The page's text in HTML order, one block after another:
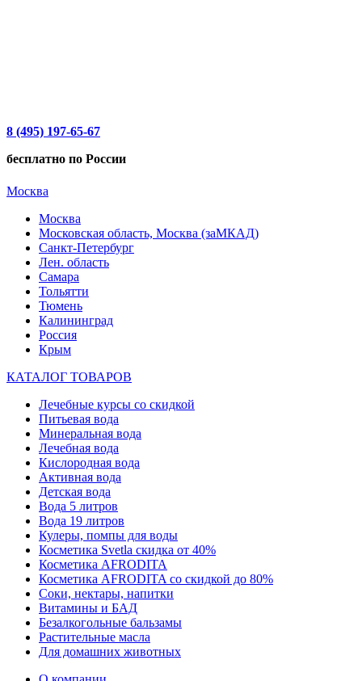
8 (495) 197-65-67
бесплатно по России
Москва
Москва
Московская область, Москва (заМКАД)
Санкт-Петербург
Лен. область
Самара
Тольятти
Тюмень
Калининград
Россия
Крым
КАТАЛОГ ТОВАРОВ
Лечебные курсы со скидкой
Питьевая вода
Минеральная вода
Лечебная вода
Кислородная вода
Активная вода
Детская вода
Вода 5 литров
Вода 19 литров
Кулеры, помпы для воды
Косметика Svetla скидка от 40%
Косметика AFRODITA
Косметика AFRODITA со скидкой до 80%
Соки, нектары, напитки
Витамины и БАД
Безалкогольные бальзамы
Растительные масла
Для домашних животных